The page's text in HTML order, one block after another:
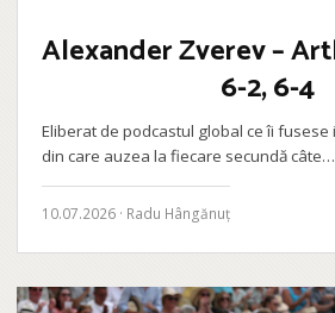
Alexander Zverev –
6-2, 6-4
Eliberat de podcastul global ce îi
din care auzea la fiecare secundă câte…
10.07.2026 · Radu Hângănuț